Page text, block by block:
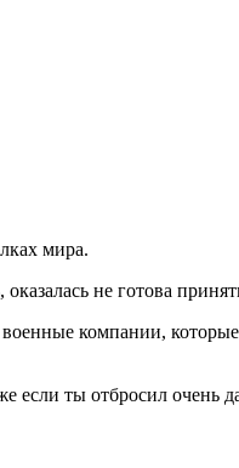
мира.
не готова
компании,
если ты отбросил очень